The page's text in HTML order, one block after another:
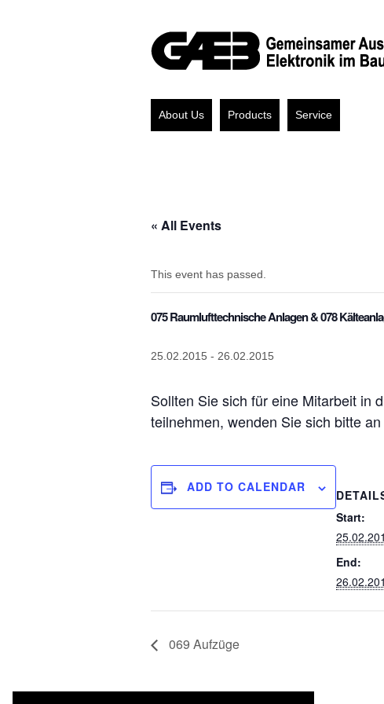
About Us Products Service
« All Events
This event has passed.
075 Raumlufttechnische Anlagen & 078
25.02.2015 - 26.02.2015
Sollten Sie sich für eine Mitarbeit in
teilnehmen, wenden Sie sich bitte
ADD TO CALENDAR
Start:
End:
069 Aufzüge